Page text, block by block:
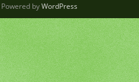
Powered byWordPress